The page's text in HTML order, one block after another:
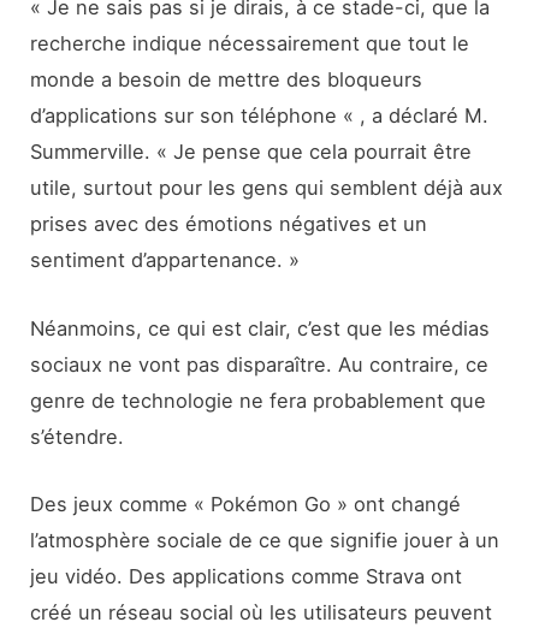
« Je ne sais pas si je dirais, à ce stade-ci, que la
recherche indique nécessairement que tout le
monde a besoin de mettre des bloqueurs
d’applications sur son téléphone « , a déclaré M.
Summerville. « Je pense que cela pourrait être
utile, surtout pour les gens qui semblent déjà aux
prises avec des émotions négatives et un
sentiment d’appartenance. »
Néanmoins, ce qui est clair, c’est que les médias
sociaux ne vont pas disparaître. Au contraire, ce
genre de technologie ne fera probablement que
s’étendre.
Des jeux comme « Pokémon Go » ont changé
l’atmosphère sociale de ce que signifie jouer à un
jeu vidéo. Des applications comme Strava ont
créé un réseau social où les utilisateurs peuvent